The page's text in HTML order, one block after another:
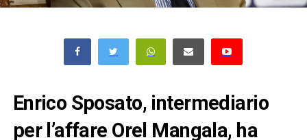
Enrico Sposato, intermediario
per l’affare Orel Mangala, ha